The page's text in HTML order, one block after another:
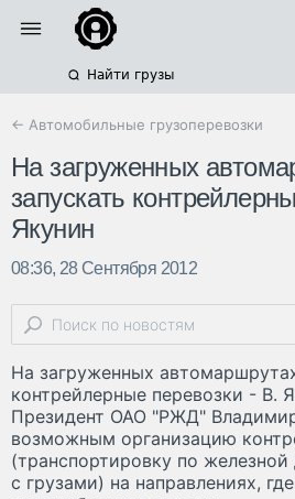
Найти грузы
← Автомобильные грузоперевозки
На загруженных
запускать
Якунин
08:36, 28 Сентября 2012
На загруженных
контрейлерные перевозки - В.
Президент ОАО "РЖД"
возможным организацию
(транспортировку по
с грузами) на направлениях,